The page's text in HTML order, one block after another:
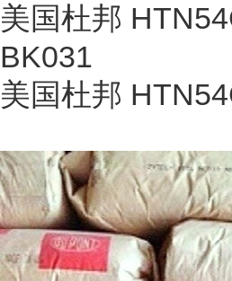
美国杜邦
BK031
美国杜邦